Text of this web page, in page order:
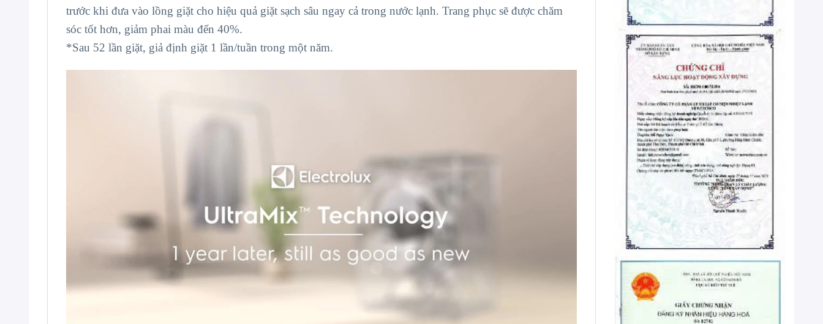
trước khi đưa vào lồng giặt cho hiệu quả giặt sạch sâu ngay cả trong nước lạnh. Trang phục sẽ được chăm
sóc tốt hơn, giảm phai màu đến 40%.
*Sau 52 lần giặt, giả định giặt 1 lần/tuần trong một năm.